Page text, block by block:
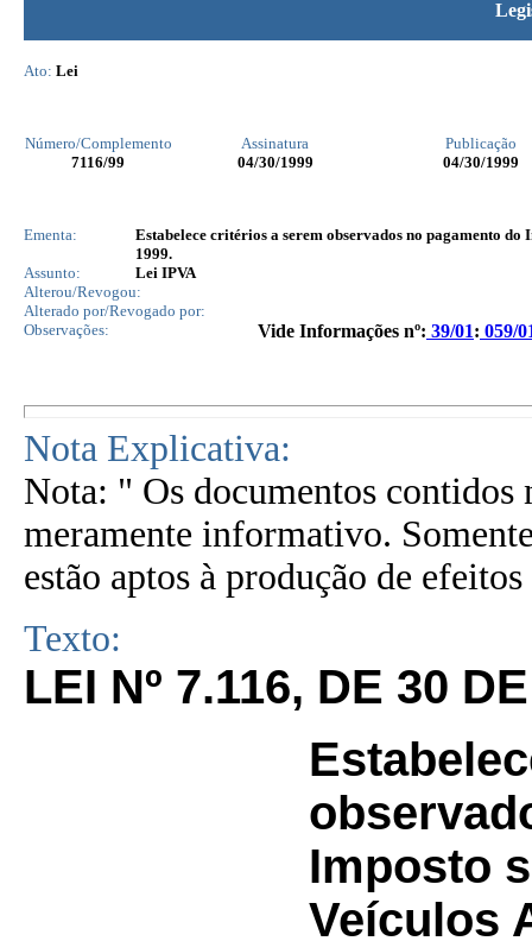
Ato: Lei
Número/Complemento Assinatura
Publicação
7116/99 04/30/1999 04/30/1999
Ementa:
Estabelece critérios a serem observados no pagamento
1999.
Assunto:
Lei IPVA
Alterou/Revogou:
Alterado por/Revogado por:
Observações:
Vide Informações nº: 39/01: 059/
Nota Explicativa:
Nota: " Os documentos contidos
meramente informativo.
estão aptos à produção de
Texto:
LEI Nº 7.116, DE 30
Imposto
Veículos